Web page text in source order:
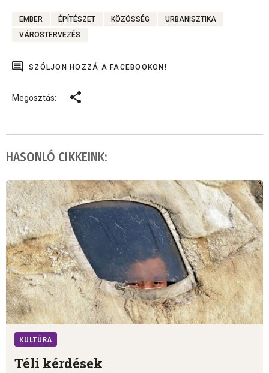
EMBER ÉPÍTÉSZET KÖZÖSSÉG
URBANISZTIKA
VÁROSTERVEZÉS
SZÓLJON HOZZÁ A FACEBOOKON!
Megosztás:
HASONLÓ CIKKEINK:
KULTÚRA
Téli kérdések